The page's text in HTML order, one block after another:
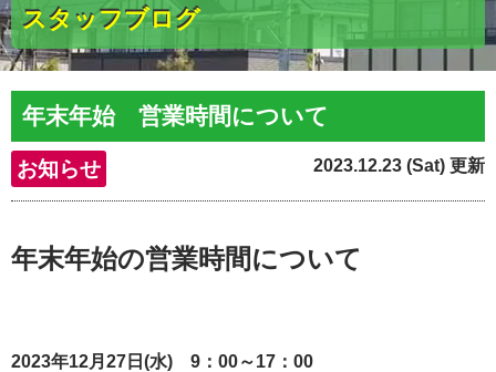
スタッフブログ
年末年始 営業時間について
お知らせ 2023.12.23 (Sat) 更新
年末年始の営業時間について
2023年12月27日(水) 9：00～17：00